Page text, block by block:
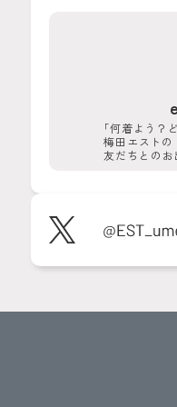
「何着よう？
梅田エストの
友だちとのお